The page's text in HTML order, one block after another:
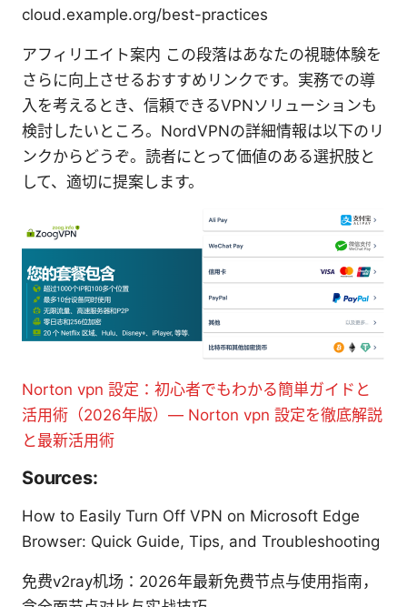
cloud.example.org/best-practices
アフィリエイト案内 この段落はあなたの視聴体験を
さらに向上させるおすすめリンクです。実務での導
入を考えるとき、信頼できるVPNソリューションも
検討したいところ。NordVPNの詳細情報は以下のリ
ンクからどうぞ。読者にとって価値のある選択肢と
して、適切に提案します。
Norton vpn 設定：初心者でもわかる簡単ガイドと
活用術（2026年版）— Norton vpn 設定を徹底解説
と最新活用術
Sources:
How to Easily Turn Off VPN on Microsoft Edge
Browser: Quick Guide, Tips, and Troubleshooting
免费v2ray机场：2026年最新免费节点与使用指南，